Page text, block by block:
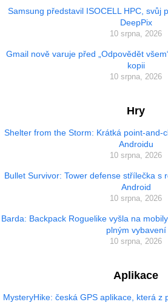
Samsung představil ISOCELL HPC, svůj
DeepPix
10 srpna, 2026
Gmail nově varuje před „Odpovědět
kopii
10 srpna, 2026
Hry
Shelter from the Storm: Krátká point-and-
Androidu
10 srpna, 2026
Bullet Survivor: Tower defense střílečka s
Android
10 srpna, 2026
Barda: Backpack Roguelike vyšla na
plným vybavení
10 srpna, 2026
Aplikace
MysteryHike: česká GPS aplikace, která z